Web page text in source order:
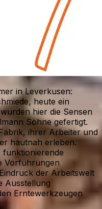
in Leverkusen:
heute ein
hier die Sensen
Söhne gefertigt.
ihrer Arbeiter und
hautnah erleben.
funktionierende
Vorführungen
der Arbeitswelt
Ausstellung
Erntewerkzeugen